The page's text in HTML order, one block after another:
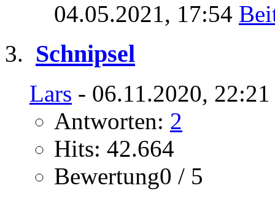
04.05.2021, 17:54
Schnipsel
Lars - 06.11.2020,
Antworten: 2
Hits: 42.664
Bewertung0 / 5